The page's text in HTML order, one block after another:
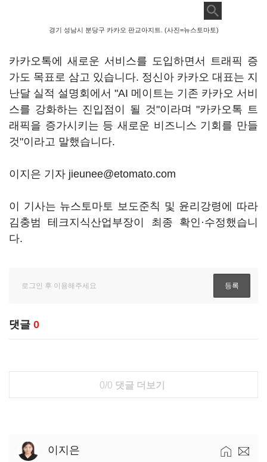
경기 성남시 분당구 카카오 판교아지트. (사진=뉴스토마토)
카카오톡에 새로운 서비스를 도입하면서 트래픽 증
가도 목표로 삼고 있습니다. 정신아 카카오 대표는 지
난달 실적 설명회에서 "AI 메이트는 기존 카카오 서비
스를 강화하는 진입점이 될 것"이라며 "카카오톡 트
래픽을 증가시키는 등 새로운 비즈니스 기회를 만들
것"이라고 말했습니다.
이지은 기자 jieunee@etomato.com
이 기사는 뉴스토마토 보도준칙 및 윤리강령에 따라
김충범 테크지식산업부장이 최종 확인·수정했습니
다.
댓글 0
0/0 댓글 더보기
이지은